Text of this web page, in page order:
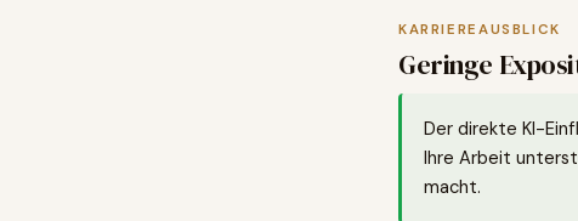
KARRIEREAUSBLICK
Geringe
Der direkte KI-
Ihre Arbeit
macht.